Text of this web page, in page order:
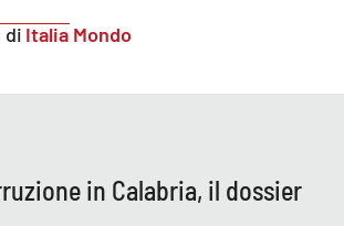
di Italia Mondo
in Calabria, il dossier